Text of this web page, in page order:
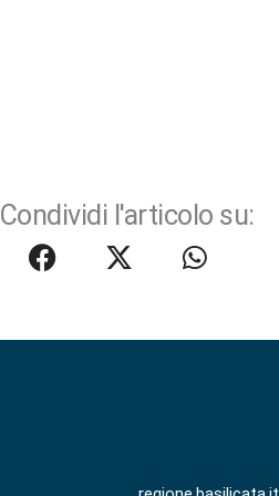
Condividi l'articolo su: